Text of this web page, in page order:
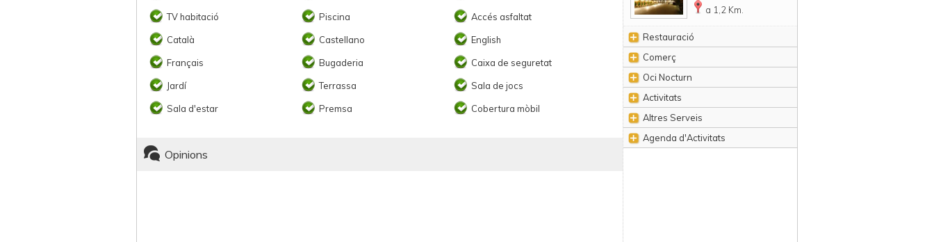
TV habitació Piscina Accés asfaltat
Català Castellano English
Français Bugaderia Caixa de seguretat
Jardí Terrassa Sala de jocs
Sala d'estar Premsa Cobertura mòbil
Opinions
a 1,2 Km.
Restauració
Comerç
Oci Nocturn
Activitats
Altres Serveis
Agenda d'Activitats